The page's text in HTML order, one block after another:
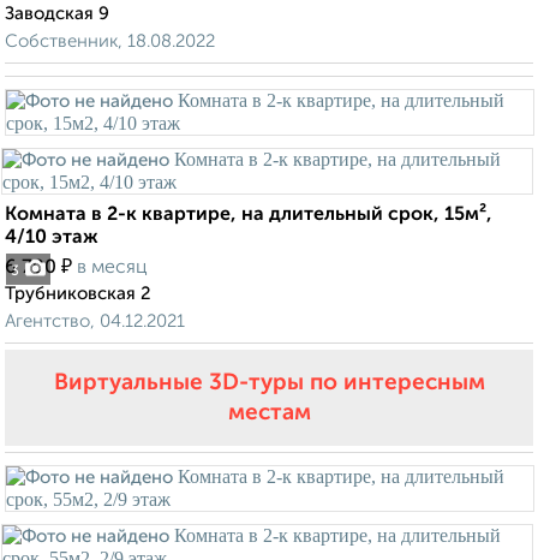
Заводская 9
Собственник, 18.08.2022
3
Комната в 2-к квартире, на длительный срок, 15м²,
4/10 этаж
6 700 ₽ в месяц
Трубниковская 2
Агентство, 04.12.2021
Виртуальные 3D-туры по интересным
местам